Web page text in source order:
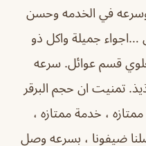
في الخدمه وحسن
جميلة واكل ذو
قسم عوائل. سرعه
تمنيت ان حجم البرقر
، خدمة ممتازه ،
ضيفونا ، بسرعه وصل